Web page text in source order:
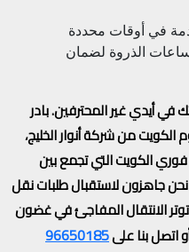
في أوقات محددة
الذروة لضمان
في أيدي غير المحترفين. بادر
من شركة أنوار الخليج،
الكويت التي تجمع بين
نحن جاهزون لاستقبال طلبات نقل
الانتقال المفاجئ في غضون
اتصل بنا على96650185